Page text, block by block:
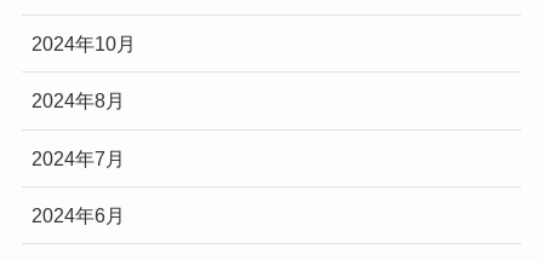
2024年10月
2024年8月
2024年7月
2024年6月